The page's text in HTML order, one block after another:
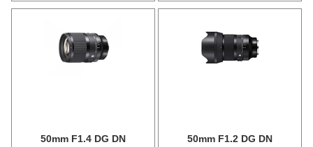
50mm F1.4 DG DN 50mm F1.2 DG DN